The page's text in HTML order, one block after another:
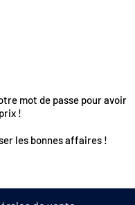
mot de passe pour avoir
!